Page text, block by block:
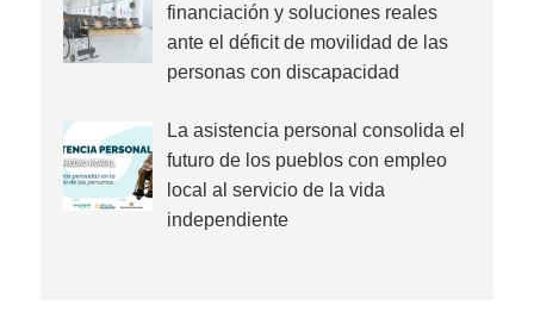
financiación y soluciones reales
ante el déficit de movilidad de las
personas con discapacidad
La asistencia personal consolida el
futuro de los pueblos con empleo
local al servicio de la vida
independiente